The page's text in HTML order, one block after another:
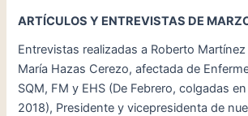
ARTÍCULOS Y ENTREVISTAS DE
Entrevistas realizadas a Roberto
María Hazas Cerezo, afectada de
SQM, FM y EHS (De Febrero, colgadas
2018), Presidente y vicepresidenta de